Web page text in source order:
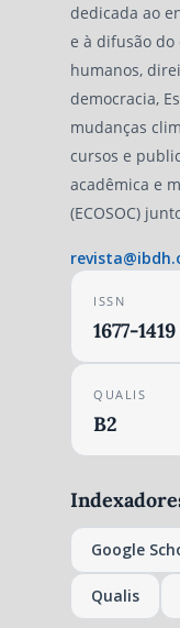
dedicada ao
e à difusão
humanos,
democracia,
mudanças
cursos e
acadêmica e
(ECOSOC)
ISSN
1677-1419
QUALIS
B2
Google
Qualis